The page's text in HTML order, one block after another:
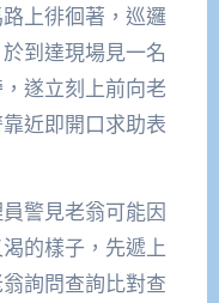
上徘徊著，巡邏
到達現場見一名
遂立刻上前向老
近即開口求助表
警見老翁可能因
的樣子，先遞上
詢問查詢比對查